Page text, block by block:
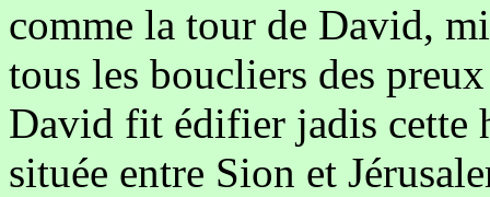
comme la tour de David,
tous les boucliers des
David fit édifier jadis cette
située entre Sion et